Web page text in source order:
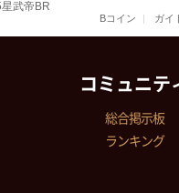
Bコイン ガイ
コミュニテ
総合掲示板
ランキング